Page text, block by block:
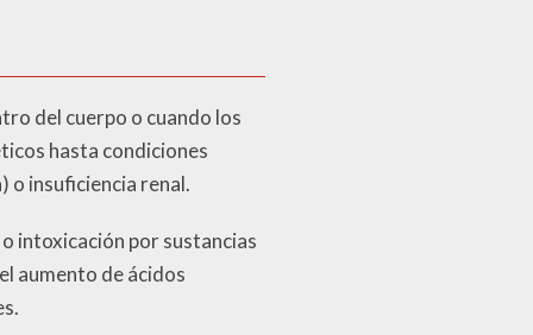
del cuerpo o cuando los
hasta condiciones
o insuficiencia renal.
intoxicación por sustancias
aumento de ácidos